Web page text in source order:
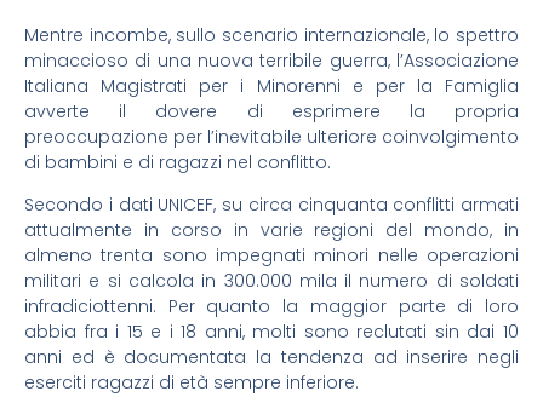
Mentre incombe, sullo scenario internazionale, lo spettro
minaccioso di una nuova terribile guerra, l’Associazione
Italiana Magistrati per i Minorenni e per la Famiglia
avverte il dovere di esprimere la propria
preoccupazione per l’inevitabile ulteriore coinvolgimento
di bambini e di ragazzi nel conflitto.
Secondo i dati UNICEF, su circa cinquanta conflitti armati
attualmente in corso in varie regioni del mondo, in
almeno trenta sono impegnati minori nelle operazioni
militari e si calcola in 300.000 mila il numero di soldati
infradiciottenni. Per quanto la maggior parte di loro
abbia fra i 15 e i 18 anni, molti sono reclutati sin dai 10
anni ed è documentata la tendenza ad inserire negli
eserciti ragazzi di età sempre inferiore.